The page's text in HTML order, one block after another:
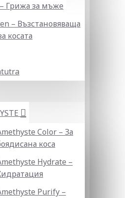
– Грижа за мъже
– Възстановяваща
косата
Color – За
коса
Hydrate –
Purify –